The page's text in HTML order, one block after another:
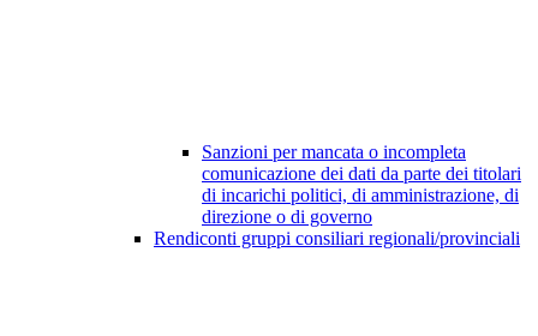
Sanzioni per mancata o incompleta
comunicazione dei dati da parte dei titolari
di incarichi politici, di amministrazione, di
direzione o di governo
Rendiconti gruppi consiliari regionali/provinciali